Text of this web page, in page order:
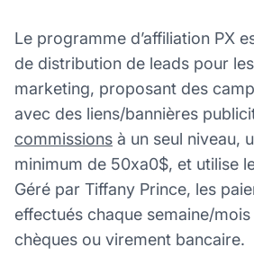
Le programme d’affiliation PX
de distribution de leads pour
marketing, proposant des
avec des liens/bannières
commissions à un seul niveau,
minimum de 50xa0$, et utilise
Géré par Tiffany Prince, les
effectués chaque semaine/mois
chèques ou virement bancaire.